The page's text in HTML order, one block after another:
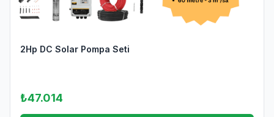
2Hp DC Solar Pompa Seti
₺47.014